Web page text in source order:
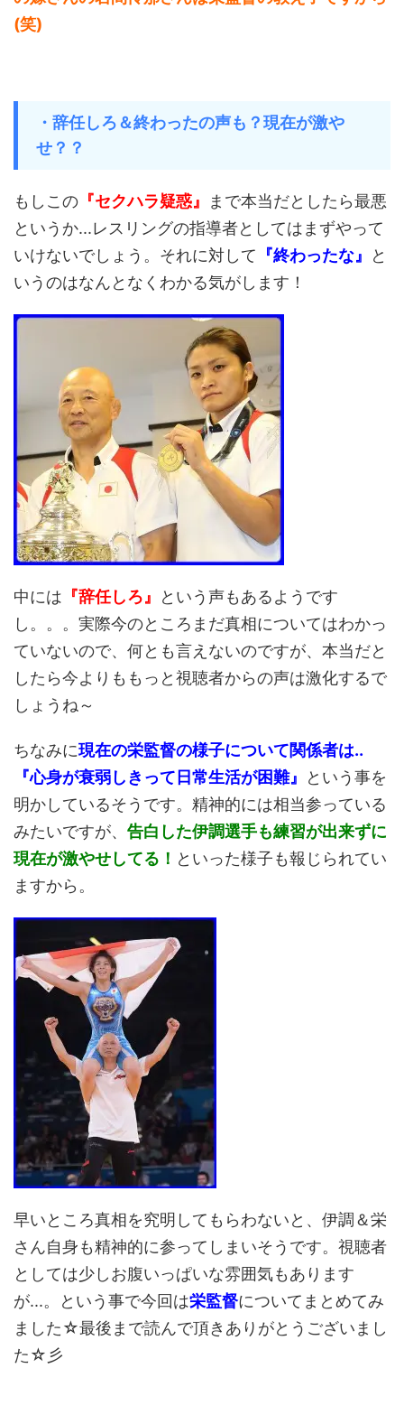
(笑)
・辞任しろ＆終わったの声も？現在が激や
せ？？
もしこの 『セクハラ疑惑』
まで本当だとしたら最悪
というか...レスリングの指導者としてはまずやって
いけないでしょう。それに対して 『終わったな』
と
いうのはなんとなくわかる気がします！
中には 『辞任しろ』
という声もあるようです
し。。。実際今のところまだ真相についてはわかっ
ていないので、何とも言えないのですが、本当だと
したら今よりももっと視聴者からの声は激化するで
しょうね～
ちなみに現在の栄監督の様子について関係者は..
『心身が衰弱しきって日常生活が困難』
という事を
明かしているそうです。精神的には相当参っている
みたいですが、 告白した伊調選手も練習が出来ずに
現在が激やせしてる！ といった様子も報じられてい
ますから。
早いところ真相を究明してもらわないと、伊調＆栄
さん自身も精神的に参ってしまいそうです。視聴者
としては少しお腹いっぱいな雰囲気もあります
が...。という事で今回は栄監督についてまとめてみ
ました☆最後まで読んで頂きありがとうございまし
た☆彡